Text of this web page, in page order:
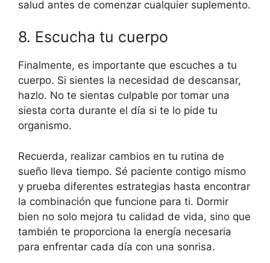
salud antes de comenzar cualquier suplemento.
8. Escucha tu cuerpo
Finalmente, es importante que escuches a tu
cuerpo. Si sientes la necesidad de descansar,
hazlo. No te sientas culpable por tomar una
siesta corta durante el día si te lo pide tu
organismo.
Recuerda, realizar cambios en tu rutina de
sueño lleva tiempo. Sé paciente contigo mismo
y prueba diferentes estrategias hasta encontrar
la combinación que funcione para ti. Dormir
bien no solo mejora tu calidad de vida, sino que
también te proporciona la energía necesaria
para enfrentar cada día con una sonrisa.